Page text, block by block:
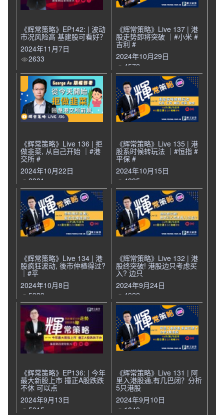
《辉常策略》EP142: | 波动
市况风险高 基建股可看好？
2024年11月7日
2633
《辉常策略》Live 137 | 港
股走势即将突破 ｜#小米 #
吉利 #
2024年10月29日
4572
《辉常策略》Live 136 | 拒
做韭菜, 从自己开始 ｜#港
交所 #
2024年10月22日
2381
《辉常策略》Live 135 | 港
股系时候转玩法 ｜#恒指 #
平保 #
2024年10月15日
4395
《辉常策略》Live 134 | 港
股疯狂波动, 後市仲楂得过?
｜#平
2024年10月8日
5939
《辉常策略》Live 132 | 港
股终突破! 港股边只考虑买
入? 边只
2024年9月24日
4922
《辉常策略》EP136: | 今年
最大新股上市 撞正A股跌跌
不休 可以点
2024年9月13日
5015
《辉常策略》Live 131 | 阿
里入港股通,有几巴闭？分析
5只港股
2024年9月10日
1849